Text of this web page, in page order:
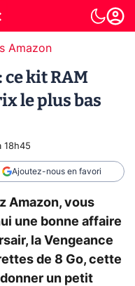
Amazon
ce kit RAM
le plus bas
18h45
Ajoutez-nous en favori
Amazon, vous
une bonne affaire
la Vengeance
de 8 Go, cette
un petit